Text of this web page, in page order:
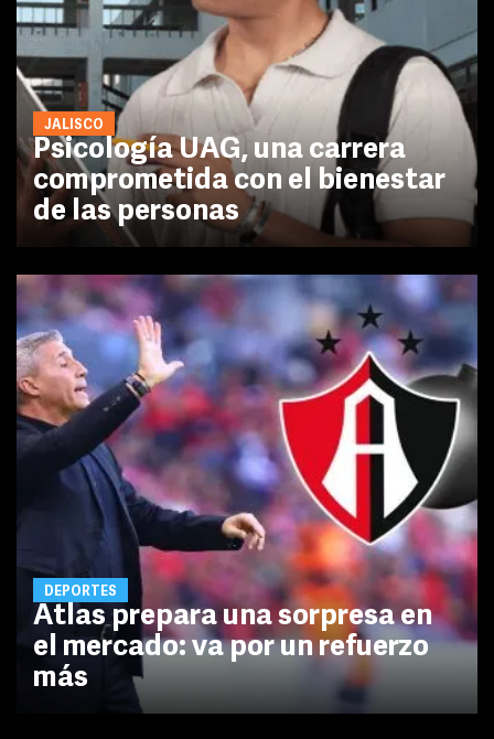
JALISCO
Psicología UAG, una carrera
comprometida con el bienestar
de las personas
DEPORTES
Atlas prepara una sorpresa en
el mercado: va por un refuerzo
más